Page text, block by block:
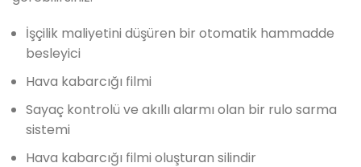
İşçilik maliyetini düşüren bir otomatik hammadde
besleyici
Hava kabarcığı filmi
Sayaç kontrolü ve akıllı alarmı olan bir rulo sarma
sistemi
Hava kabarcığı filmi oluşturan silindir